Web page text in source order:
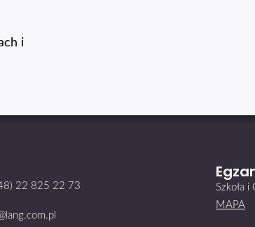
i
22 825 22 73
Szkoła
MAPA